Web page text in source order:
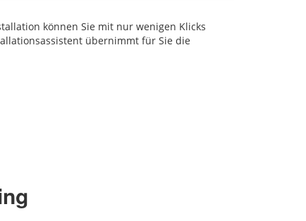
können Sie mit nur wenigen Klicks
übernimmt für Sie die